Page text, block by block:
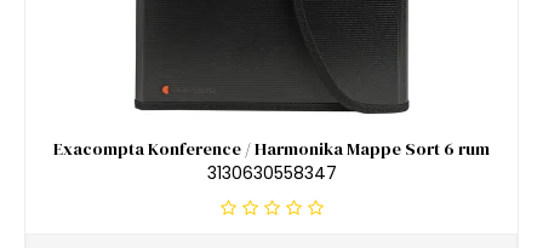
Exacompta Konference / Harmonika Mappe Sort 6 rum
3130630558347